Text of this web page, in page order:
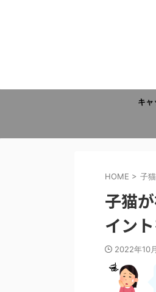
キャ
HOME > 子猫
子猫
イン
2022年10